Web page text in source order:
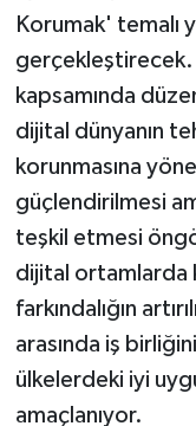
Korumak' temalı
gerçekleştirecek.
kapsamında
dijital dünyanın
korunmasına
güçlendirilmesi
teşkil etmesi
dijital ortamlarda
farkındalığın
arasında iş
ülkelerdeki iyi
amaçlanıyor.